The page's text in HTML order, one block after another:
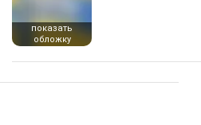
показать
обложку